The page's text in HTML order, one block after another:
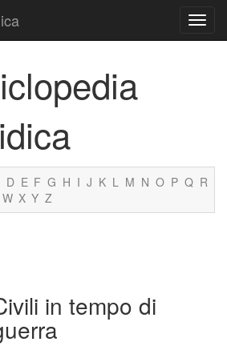
D E F G H I J K L M N O P Q R
W X Y Z
in tempo di